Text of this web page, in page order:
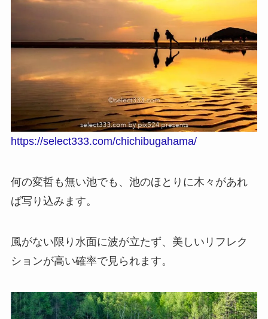
https://select333.com/chichibugahama/
何の変哲も無い池でも、池のほとりに木々があれ
ば写り込みます。
風がない限り水面に波が立たず、美しいリフレク
ションが高い確率で見られます。